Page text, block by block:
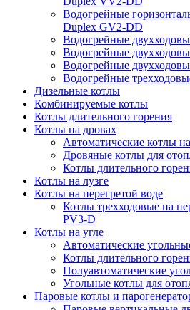
Водогрейные
Duplex GV2-DD
Водогрейные
Водогрейные
Водогрейные
Водогрейные
Дизельные котлы
Комбинируемые котлы
Котлы длительного горения
Котлы на дровах
Автоматические котлы
Дровяные котлы для
Котлы длительного
Котлы на лузге
Котлы на перегретой воде
Котлы трехходовые на
PV3-D
Котлы на угле
Автоматические
Котлы длительного
Полуавтоматические
Угольные котлы для
Паровые котлы и